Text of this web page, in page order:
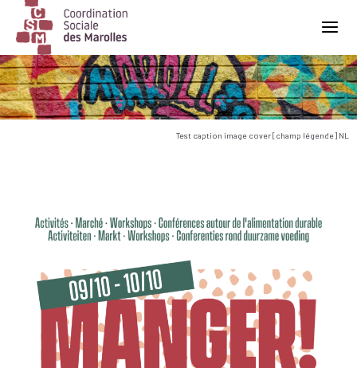
Main Navigation
Test caption image cover [champ légende] NL